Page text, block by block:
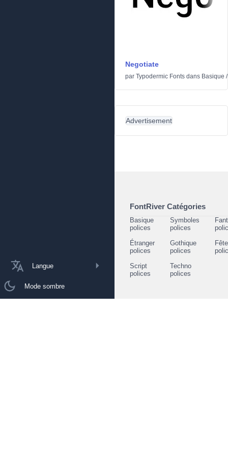
Langue
Mode sombre
Negotiate
par Typodermic Fonts dans Basique
Advertisement
FontRiver Catégories
Basique
polices
Symboles
polices
Étranger
polices
Gothique
polices
Script
polices
Techno
polices